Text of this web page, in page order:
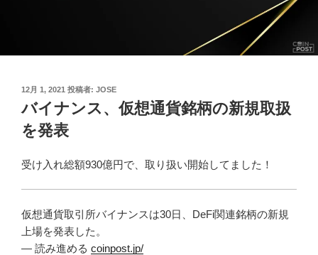
投
日:
12月 1, 2021 投稿者: JOSE
バイナンス、仮想通貨銘柄の新規取扱
を発表
受け入れ総額930億円で、取り扱い開始してました！
仮想通貨取引所バイナンスは30日、DeFi関連銘柄の新規
上場を発表した。
— 読み進める coinpost.jp/